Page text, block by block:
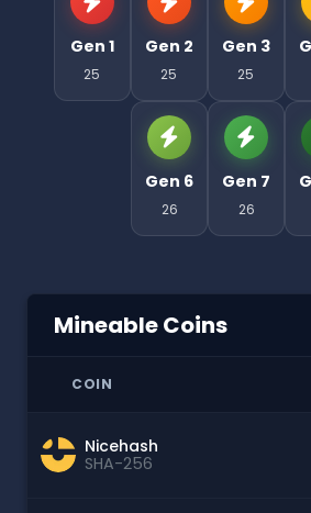
Gen 1
25
Gen 2
25
Gen 3
25
Gen 6
26
Gen 7
26
Mineable Coins
COIN
Nicehash
SHA-256